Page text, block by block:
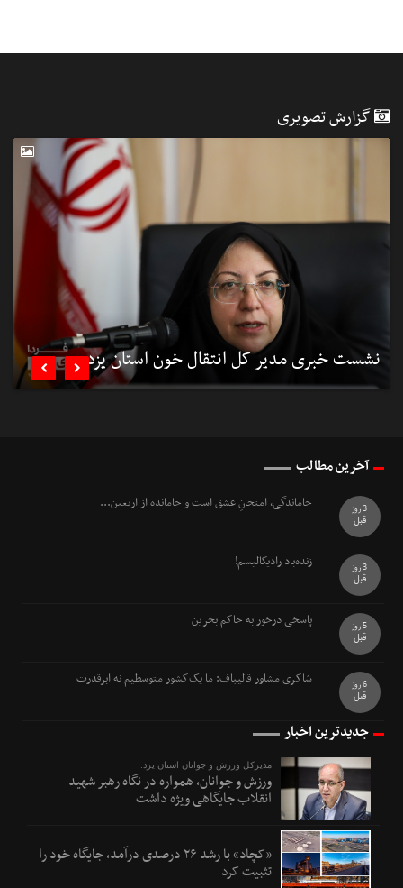
گزارش تصویری
نشست خبری مدیر کل انتقال خون استان یزد  
آخرین مطالب
جاماندگی، امتحانِ عشق است و جامانده از اربعین...
3 روز
قبل
زنده‌باد رادیکالیسم!
3 روز
قبل
پاسخی درخور به حاکم بحرین
5 روز
قبل
شاکری مشاور قالیباف: ما یک‌کشور متوسطیم نه ابرقدرت
6 روز
قبل
جدیدترین اخبار
مدیرکل ورزش و جوانان استان یزد:
ورزش و جوانان، همواره در نگاه رهبر شهید
انقلاب جایگاهی ویژه داشت
«کچاد» با رشد ۲۶ درصدی درآمد، جایگاه خود را
تثبیت کرد